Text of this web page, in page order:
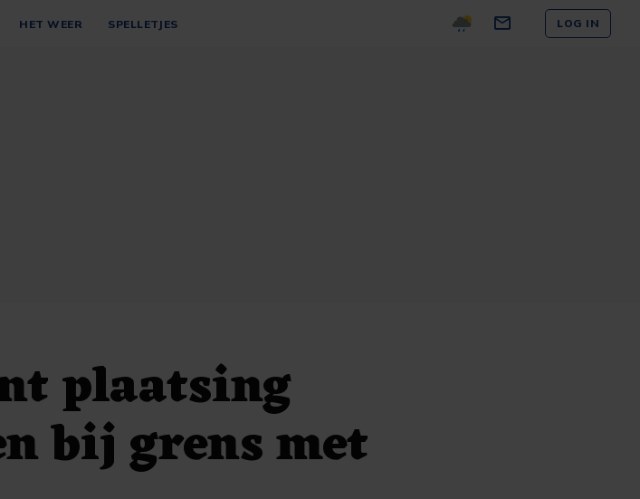
HET WEER SPELLETJES LOG IN
plaatsing
bij grens met